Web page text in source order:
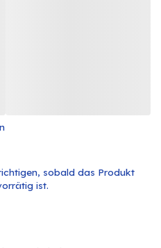
sobald das Produkt
ist.